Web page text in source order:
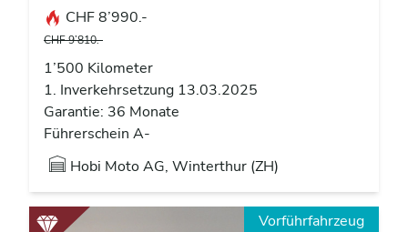
CHF 8’990.-
CHF 9’810.-
1’500 Kilometer
1. Inverkehrsetzung 13.03.2025
Garantie: 36 Monate
Führerschein A-
Hobi Moto AG, Winterthur (ZH)
Vorführfahrzeug